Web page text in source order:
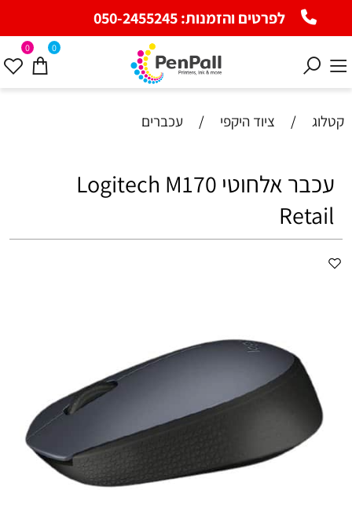
לפרטים והזמנות:050-2455245
0 0
קטלוג / ציוד היקפי / עכברים
עכבר אלחוטי Logitech M170
Retail